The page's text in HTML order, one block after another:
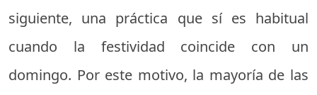
siguiente, una práctica que sí es habitual
cuando la festividad coincide con un
domingo. Por este motivo, la mayoría de las